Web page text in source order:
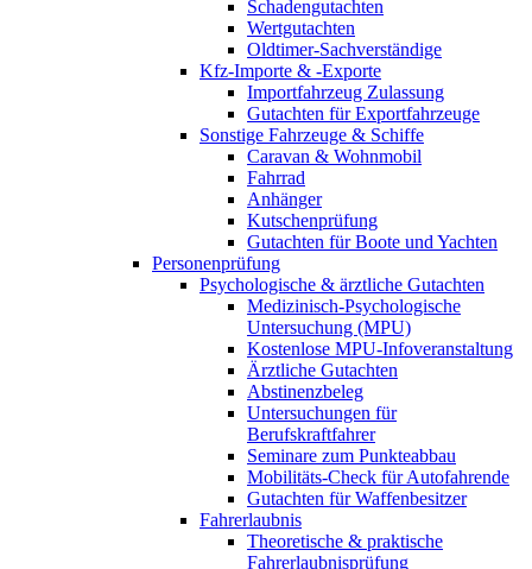
Schadengutachten
Wertgutachten
Oldtimer-Sachverständige
Kfz-Importe & -Exporte
Importfahrzeug Zulassung
Gutachten für Exportfahrzeuge
Sonstige Fahrzeuge & Schiffe
Caravan & Wohnmobil
Fahrrad
Anhänger
Kutschenprüfung
Gutachten für Boote und Yachten
Personenprüfung
Psychologische & ärztliche Gutachten
Medizinisch-Psychologische
Untersuchung (MPU)
Kostenlose MPU-Infoveranstaltung
Ärztliche Gutachten
Abstinenzbeleg
Untersuchungen für
Berufskraftfahrer
Seminare zum Punkteabbau
Mobilitäts-Check für Autofahrende
Gutachten für Waffenbesitzer
Fahrerlaubnis
Theoretische & praktische
Fahrerlaubnisprüfung